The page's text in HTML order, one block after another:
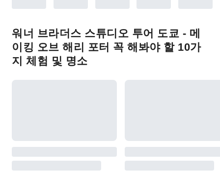
워너 브라더스 스튜디오 투어 도쿄 - 메
이킹 오브 해리 포터 꼭 해봐야 할 10가
지 체험 및 명소